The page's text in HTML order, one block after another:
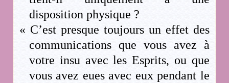
disposition physique ?
« C’est presque toujours un effet des
communications que vous avez à
votre insu avec les Esprits, ou que
vous avez eues avec eux pendant le